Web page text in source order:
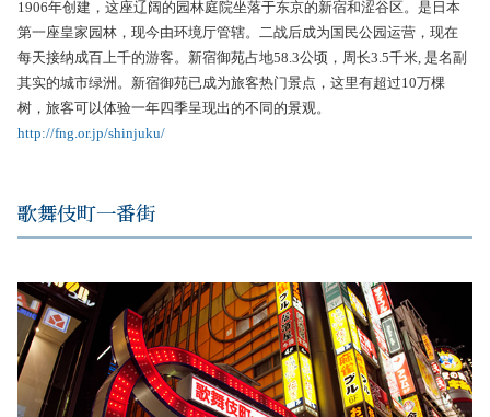
1906年创建，这座辽阔的园林庭院坐落于东京的新宿和涩谷区。是日本
第一座皇家园林，现今由环境厅管辖。二战后成为国民公园运营，现在
每天接纳成百上千的游客。新宿御苑占地58.3公顷，周长3.5千米, 是名副
其实的城市绿洲。新宿御苑已成为旅客热门景点，这里有超过10万棵
树，旅客可以体验一年四季呈现出的不同的景观。
http://fng.or.jp/shinjuku/
歌舞伎町一番街